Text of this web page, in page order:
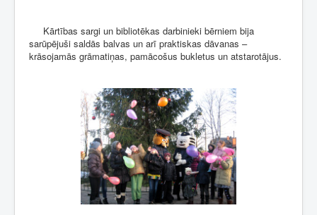
Kārtības sargi un bibliotēkas darbinieki bērniem bija
sarūpējuši saldās balvas un arī praktiskas dāvanas –
krāsojamās grāmatiņas, pamācošus bukletus un atstarotājus.